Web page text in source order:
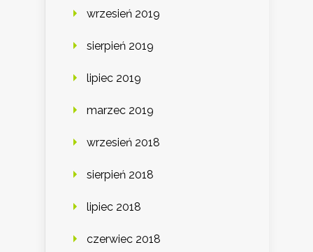
wrzesień 2019
sierpień 2019
lipiec 2019
marzec 2019
wrzesień 2018
sierpień 2018
lipiec 2018
czerwiec 2018